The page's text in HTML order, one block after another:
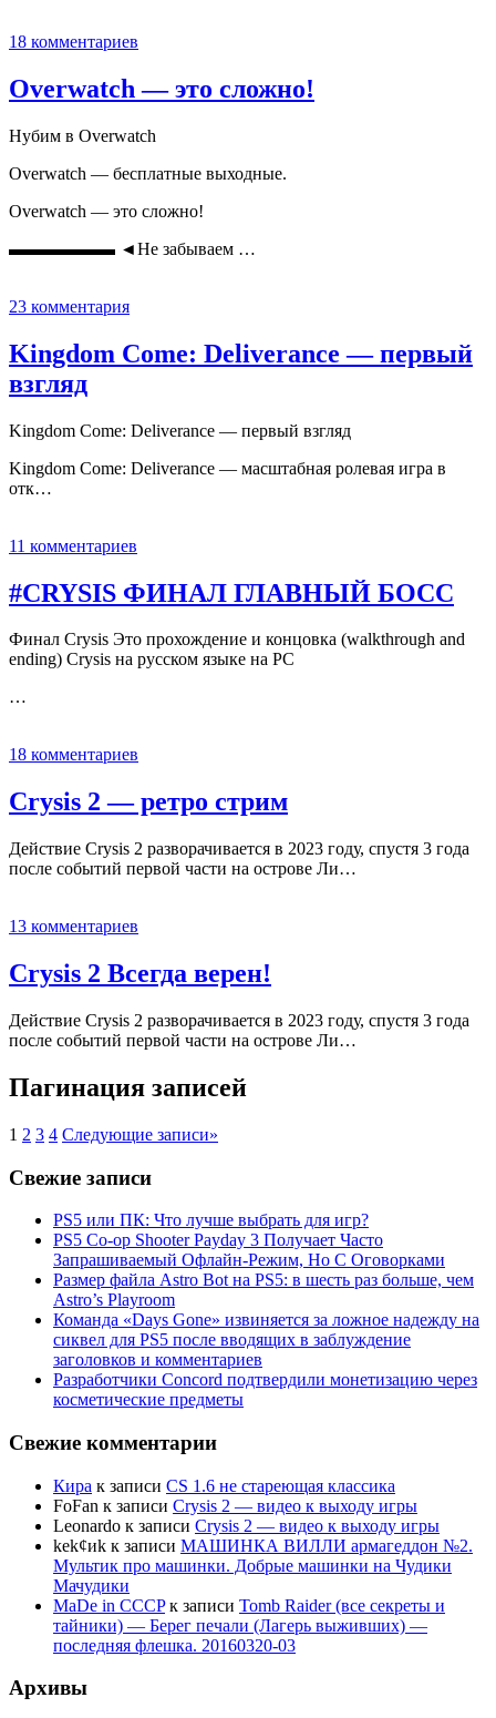
18 комментариев
Overwatch — это сложно!
Нубим в Overwatch
Overwatch — бесплатные выходные.
Overwatch — это сложно!
▬▬▬▬▬▬ ◄Не забываем …
23 комментария
Kingdom Come: Deliverance — первый
взгляд
Kingdom Come: Deliverance — первый взгляд
Kingdom Come: Deliverance — масштабная ролевая игра в
отк…
11 комментариев
#CRYSIS ФИНАЛ ГЛАВНЫЙ БОСС
Финал Crysis Это прохождение и концовка (walkthrough and
ending) Crysis на русском языке на PC
…
18 комментариев
Crysis 2 — ретро стрим
Действие Crysis 2 разворачивается в 2023 году, спустя 3 года
после событий первой части на острове Ли…
13 комментариев
Crysis 2 Всегда верен!
Действие Crysis 2 разворачивается в 2023 году, спустя 3 года
после событий первой части на острове Ли…
Пагинация записей
1 2 3 4 Следующие записи»
Свежие записи
PS5 или ПК: Что лучше выбрать для игр?
PS5 Co-op Shooter Payday 3 Получает Часто
Запрашиваемый Офлайн-Режим, Но С Оговорками
Размер файла Astro Bot на PS5: в шесть раз больше, чем
Astro’s Playroom
Команда «Days Gone» извиняется за ложное надежду на
сиквел для PS5 после вводящих в заблуждение
заголовков и комментариев
Разработчики Concord подтвердили монетизацию через
косметические предметы
Свежие комментарии
Кира к записи CS 1.6 не стареющая классика
FoFan к записи Crysis 2 — видео к выходу игры
Leonardo к записи Crysis 2 — видео к выходу игры
kek¢иk к записи МАШИНКА ВИЛЛИ армагеддон №2.
Мультик про машинки. Добрые машинки на Чудики
Мачудики
MaDe in CCCPк записи Tomb Raider (все секреты и
тайники) — Берег печали (Лагерь выживших) —
последняя флешка. 20160320-03
Архивы